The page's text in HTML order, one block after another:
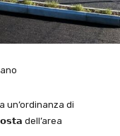
un’ordinanza di
dell’area